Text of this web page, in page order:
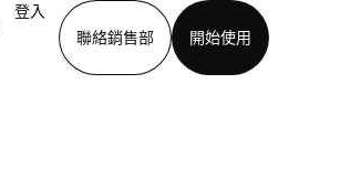
登入
聯絡銷售部
開始使用